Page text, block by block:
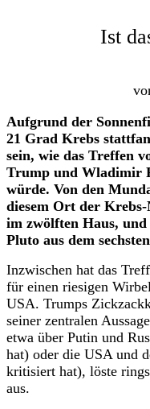
Ist
Aufgrund der
21 Grad Krebs
sein, wie das Treffen
Trump und Wladimir
würde. Von den
diesem Ort der
im zwölften Haus,
Pluto aus dem
Inzwischen hat das
für einen riesigen
USA. Trumps
seiner zentralen
etwa über Putin und
hat) oder die USA und
kritisiert hat), löste
aus.